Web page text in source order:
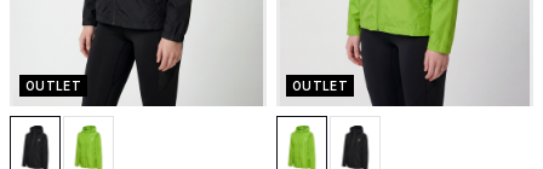
OUTLET OUTLET